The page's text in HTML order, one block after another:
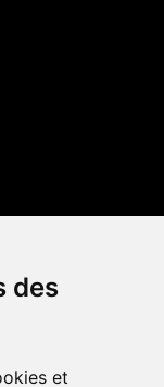
des
et